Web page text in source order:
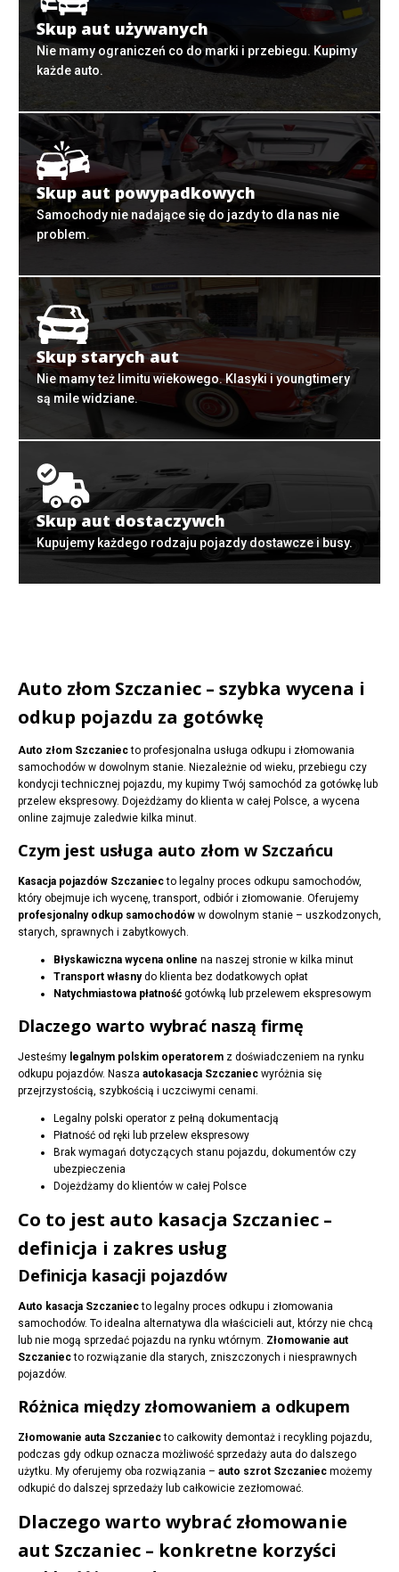
Skup aut używanych
Nie mamy ograniczeń co do marki i przebiegu. Kupimy
każde auto.
Skup aut powypadkowych
Samochody nie nadające się do jazdy to dla nas nie
problem.
Skup starych aut
Nie mamy też limitu wiekowego. Klasyki i youngtimery
są mile widziane.
Skup aut dostaczywch
Kupujemy każdego rodzaju pojazdy dostawcze i busy.
Auto złom Szczaniec – szybka wycena i
odkup pojazdu za gotówkę
Auto złom Szczaniecto profesjonalna usługa odkupu i złomowania
samochodów w dowolnym stanie. Niezależnie od wieku, przebiegu czy
kondycji technicznej pojazdu, my kupimy Twój samochód za gotówkę lub
przelew ekspresowy. Dojeżdżamy do klienta w całej Polsce, a wycena
online zajmuje zaledwie kilka minut.
Czym jest usługa auto złom w Szczańcu
Kasacja pojazdów Szczaniecto legalny proces odkupu samochodów,
który obejmuje ich wycenę, transport, odbiór i złomowanie. Oferujemy
profesjonalny odkup samochodów w dowolnym stanie – uszkodzonych,
starych, sprawnych i zabytkowych.
Błyskawiczna wycena online na naszej stronie w kilka minut
Transport własnydo klienta bez dodatkowych opłat
Natychmiastowa płatność gotówką lub przelewem ekspresowym
Dlaczego warto wybrać naszą firmę
Jesteśmy legalnym polskim operatorem z doświadczeniem na rynku
odkupu pojazdów. Nasza autokasacja Szczaniec wyróżnia się
przejrzystością, szybkością i uczciwymi cenami.
Legalny polski operator z pełną dokumentacją
Płatność od ręki lub przelew ekspresowy
Brak wymagań dotyczących stanu pojazdu, dokumentów czy
ubezpieczenia
Dojeżdżamy do klientów w całej Polsce
Co to jest auto kasacja Szczaniec –
definicja i zakres usług
Definicja kasacji pojazdów
Auto kasacja Szczaniecto legalny proces odkupu i złomowania
samochodów. To idealna alternatywa dla właścicieli aut, którzy nie chcą
lub nie mogą sprzedać pojazdu na rynku wtórnym. Złomowanie aut
Szczaniecto rozwiązanie dla starych, zniszczonych i niesprawnych
pojazdów.
Różnica między złomowaniem a odkupem
Złomowanie auta Szczaniecto całkowity demontaż i recykling pojazdu,
podczas gdy odkup oznacza możliwość sprzedaży auta do dalszego
użytku. My oferujemy oba rozwiązania – auto szrot Szczaniec możemy
odkupić do dalszej sprzedaży lub całkowicie zezłomować.
Dlaczego warto wybrać złomowanie
aut Szczaniec – konkretne korzyści